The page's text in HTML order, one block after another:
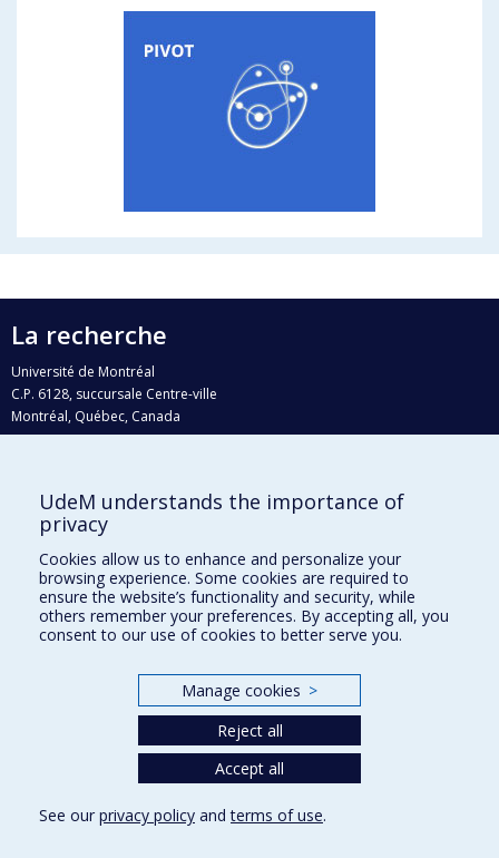
La recherche
Université de Montréal
C.P. 6128, succursale Centre-ville
Montréal, Québec, Canada
H3C 3J7
Qui fait quoi?
Nous trouver
Plan du site
Accessibilité
UdeM understands the importance of
privacy
Cookies allow us to enhance and personalize your
browsing experience. Some cookies are required to
ensure the website’s functionality and security, while
others remember your preferences. By accepting all, you
consent to our use of cookies to better serve you.
Manage cookies >
Reject all
Accept all
See our privacy policy andterms of use.